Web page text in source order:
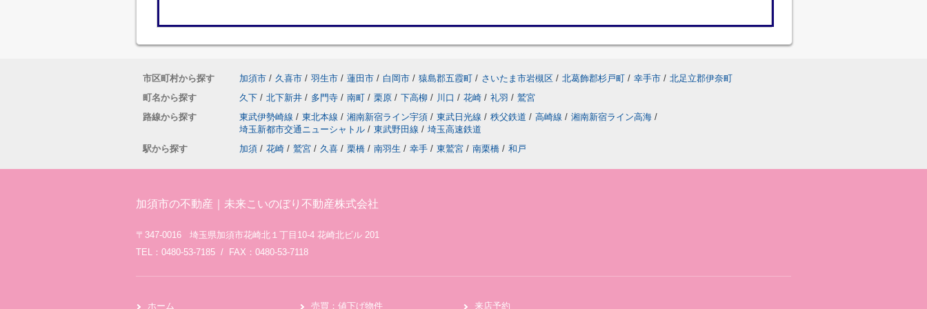
市区町村から探す 加須市 / 久喜市 / 羽生市 / 蓮田市 / 白岡市 / 猿島郡五霞町 / さいたま市岩槻区 / 北葛飾郡杉戸町 / 幸手市 / 北足立郡伊奈町
町名から探す
久下 / 北下新井 / 多門寺 / 南町 / 栗原 / 下高柳 / 川口 / 花崎 / 礼羽 / 鷲宮
路線から探す
東武伊勢崎線 / 東北本線 / 湘南新宿ライン宇須 / 東武日光線 / 秩父鉄道 / 高崎線 / 湘南新宿ライン高海 /
埼玉新都市交通ニューシャトル / 東武野田線 / 埼玉高速鉄道
駅から探す
加須 / 花崎 / 鷲宮 / 久喜 / 栗橋 / 南羽生 / 幸手 / 東鷲宮 / 南栗橋 / 和戸
加須市の不動産｜未来こいのぼり不動産株式会社
〒347-0016 埼玉県加須市花崎北１丁目10-4 花崎北ビル 201
TEL：0480-53-7185 / FAX：0480-53-7118
ホーム 売買：値下げ物件 来店予約